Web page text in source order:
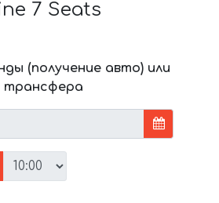
7 Seats
(получение авто) или
трансфера